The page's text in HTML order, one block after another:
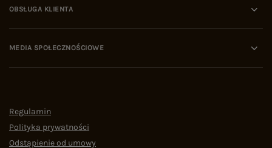
OBSŁUGA KLIENTA
MEDIA SPOŁECZNOŚCIOWE
Regulamin
Polityka prywatności
Odstąpienie od umowy